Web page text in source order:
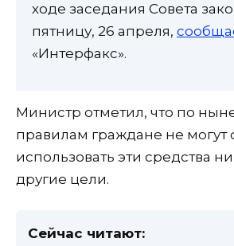
ходе заседания Совета
пятницу, 26 апреля,
«Интерфакс».
Министр отметил, что по
правилам граждане не могут
использовать эти средства
другие цели.
Сейчас читают: